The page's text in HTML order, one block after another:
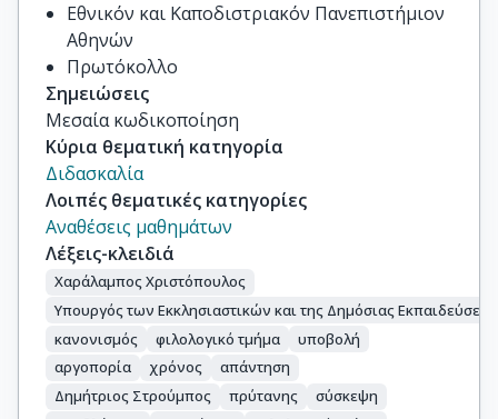
Εθνικόν και Καποδιστριακόν Πανεπιστήμιον
Αθηνών
Πρωτόκολλο
Σημειώσεις
Μεσαία κωδικοποίηση
Κύρια θεματική κατηγορία
Διδασκαλία
Λοιπές θεματικές κατηγορίες
Αναθέσεις μαθημάτων
Λέξεις-κλειδιά
Χαράλαμπος Χριστόπουλος
Υπουργός των Εκκλησιαστικών και της Δημόσιας
κανονισμός
φιλολογικό τμήμα
υποβολή
αργοπορία
χρόνος
απάντηση
Δημήτριος Στρούμπος
πρύτανης
σύσκεψη